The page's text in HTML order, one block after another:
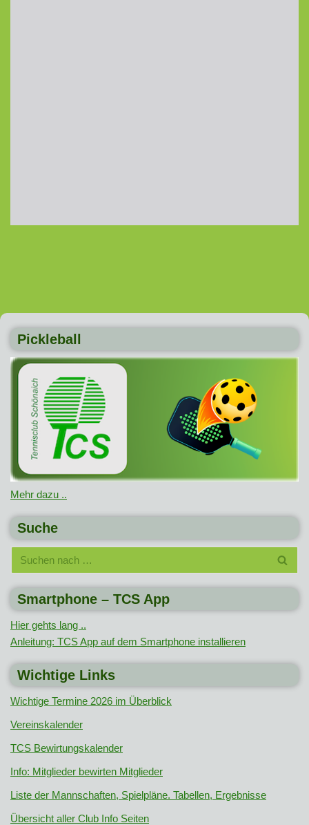
Pickleball
Mehr dazu ..
Suche
Smartphone – TCS App
Hier gehts lang ..
Anleitung: TCS App auf dem Smartphone installieren
Wichtige Links
Wichtige Termine 2026 im Überblick
Vereinskalender
TCS Bewirtungskalender
Info: Mitglieder bewirten Mitglieder
Liste der Mannschaften, Spielpläne. Tabellen, Ergebnisse
Übersicht aller Club Info Seiten